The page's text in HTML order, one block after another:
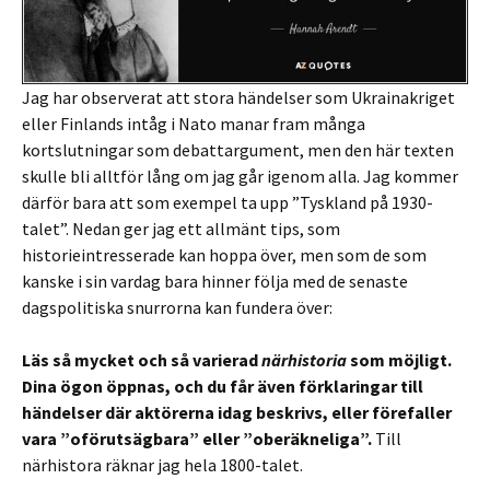
Jag har observerat att stora händelser som Ukrainakriget
eller Finlands intåg i Nato manar fram många
kortslutningar som debattargument, men den här texten
skulle bli alltför lång om jag går igenom alla. Jag kommer
därför bara att som exempel ta upp ”Tyskland på 1930-
talet”. Nedan ger jag ett allmänt tips, som
historieintresserade kan hoppa över, men som de som
kanske i sin vardag bara hinner följa med de senaste
dagspolitiska snurrorna kan fundera över:
Läs så mycket och så varieradnärhistoriasom möjligt.
Dina ögon öppnas, och du får även förklaringar till
händelser där aktörerna idag beskrivs, eller förefaller
vara ”oförutsägbara” eller ”oberäkneliga”. Till
närhistora räknar jag hela 1800-talet.